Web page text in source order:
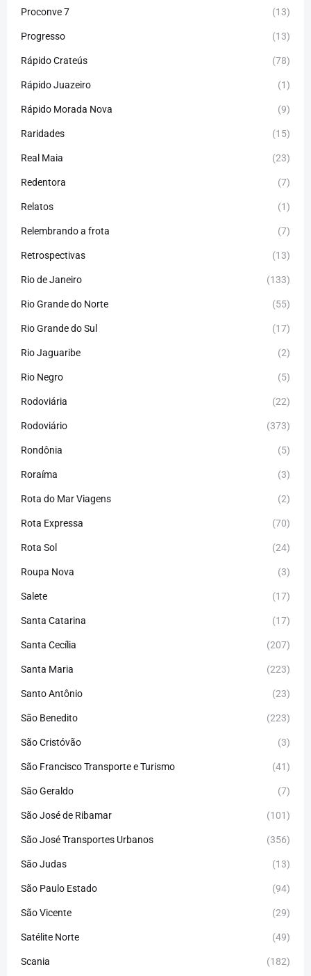
Proconve 7 (13)
Progresso (13)
Rápido Crateús (78)
Rápido Juazeiro (1)
Rápido Morada Nova (9)
Raridades (15)
Real Maia (23)
Redentora (7)
Relatos (1)
Relembrando a frota (7)
Retrospectivas (13)
Rio de Janeiro (133)
Rio Grande do Norte (55)
Rio Grande do Sul (17)
Rio Jaguaribe (2)
Rio Negro (5)
Rodoviária (22)
Rodoviário (373)
Rondônia (5)
Roraíma (3)
Rota do Mar Viagens (2)
Rota Expressa (70)
Rota Sol (24)
Roupa Nova (3)
Salete (17)
Santa Catarina (17)
Santa Cecília (207)
Santa Maria (223)
Santo Antônio (23)
São Benedito (223)
São Cristóvão (3)
São Francisco Transporte e Turismo (41)
São Geraldo (7)
São José de Ribamar (101)
São José Transportes Urbanos (356)
São Judas (13)
São Paulo Estado (94)
São Vicente (29)
Satélite Norte (49)
Scania (182)